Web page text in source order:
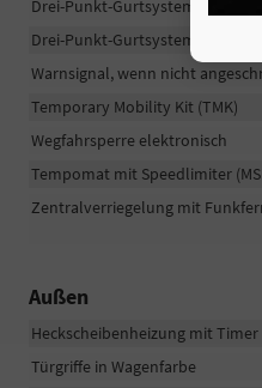
Drei-Punkt-Gurtsystem hinten
Drei-Punkt-Gurtsystem mit
Warnsignal, wenn nicht
Temporary Mobility Kit (TMK)
Wegfahrsperre elektronisch
Tempomat mit Speedlimiter
Zentralverriegelung mit
Außen
Heckscheibenheizung mit Timer
Türgriffe in Wagenfarbe